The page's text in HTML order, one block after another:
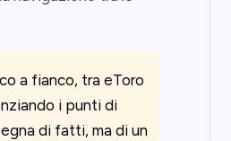
a fianco, tra eToro
i punti di
di fatti, ma di un